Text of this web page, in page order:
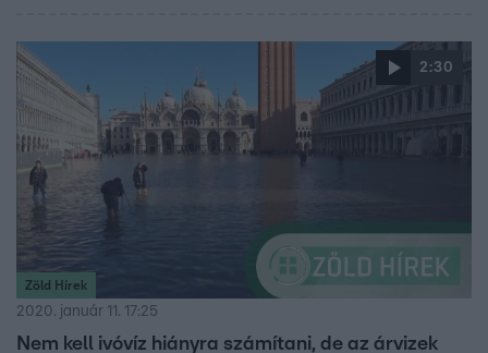
2:30
Zöld Hírek
2020. január 11. 17:25
Nem kell ivóvíz hiányra számítani, de az árvizek